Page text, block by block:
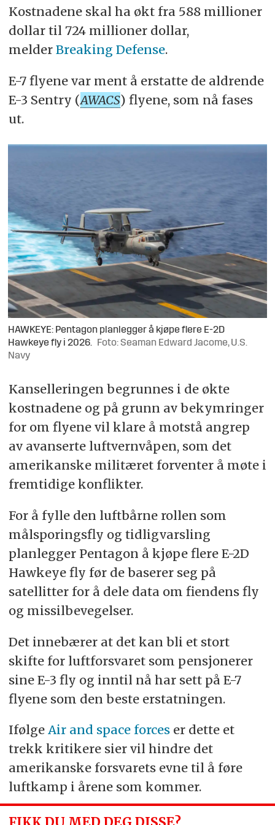
Kostnadene skal ha økt fra 588 millioner
dollar til 724 millioner dollar,
melder Breaking Defense.
E-7 flyene var ment å erstatte de aldrende
E-3 Sentry (AWACS) flyene, som nå fases
ut.
HAWKEYE: Pentagon planlegger å kjøpe flere E-2D
Hawkeye fly i 2026.
Foto: Seaman Edward Jacome, U.S.
Navy
Kanselleringen begrunnes i de økte
kostnadene og på grunn av bekymringer
for om flyene vil klare å motstå angrep
av avanserte luftvernvåpen, som det
amerikanske militæret forventer å møte i
fremtidige konflikter.
For å fylle den luftbårne rollen som
målsporingsfly og tidligvarsling
planlegger Pentagon å kjøpe flere E-2D
Hawkeye fly før de baserer seg på
satellitter for å dele data om fiendens fly
og missilbevegelser.
Det innebærer at det kan bli et stort
skifte for luftforsvaret som pensjonerer
sine E-3 fly og inntil nå har sett på E-7
flyene som den beste erstatningen.
Ifølge Air and space forceser dette et
trekk kritikere sier vil hindre det
amerikanske forsvarets evne til å føre
luftkamp i årene som kommer.